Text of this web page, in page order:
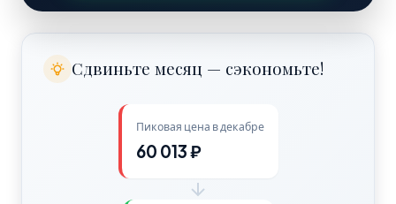
Сдвиньте месяц — сэкономьте!
Пиковая цена в декабре
60 013 ₽